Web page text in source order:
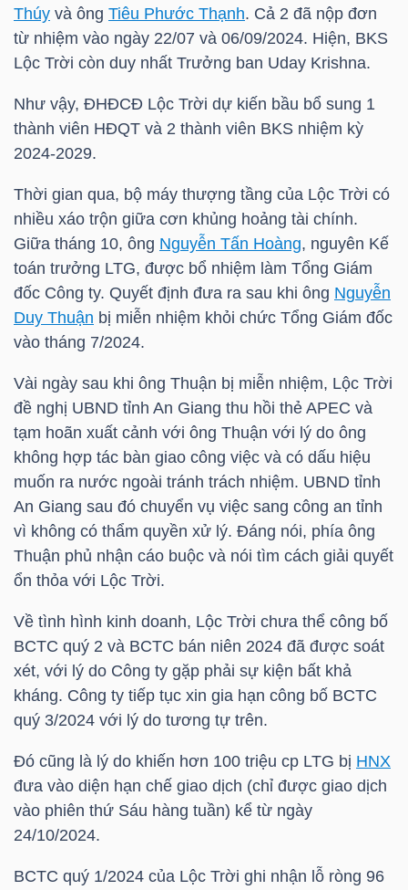
Thúy và ông Tiêu Phước Thạnh. Cả 2 đã nộp đơn
từ nhiệm vào ngày 22/07 và 06/09/2024. Hiện, BKS
Lộc Trời còn duy nhất Trưởng ban Uday Krishna.
Như vậy, ĐHĐCĐ Lộc Trời dự kiến bầu bổ sung 1
thành viên HĐQT và 2 thành viên BKS nhiệm kỳ
2024-2029.
Thời gian qua, bộ máy thượng tầng của Lộc Trời có
nhiều xáo trộn giữa cơn khủng hoảng tài chính.
Giữa tháng 10, ông Nguyễn Tấn Hoàng, nguyên Kế
toán trưởng LTG, được bổ nhiệm làm Tổng Giám
đốc Công ty. Quyết định đưa ra sau khi ông Nguyễn
Duy Thuận bị miễn nhiệm khỏi chức Tổng Giám đốc
vào tháng 7/2024.
Vài ngày sau khi ông Thuận bị miễn nhiệm, Lộc Trời
đề nghị UBND tỉnh An Giang thu hồi thẻ APEC và
tạm hoãn xuất cảnh với ông Thuận với lý do ông
không hợp tác bàn giao công việc và có dấu hiệu
muốn ra nước ngoài tránh trách nhiệm. UBND tỉnh
An Giang sau đó chuyển vụ việc sang công an tỉnh
vì không có thẩm quyền xử lý. Đáng nói, phía ông
Thuận phủ nhận cáo buộc và nói tìm cách giải quyết
ổn thỏa với Lộc Trời.
Về tình hình kinh doanh, Lộc Trời chưa thể công bố
BCTC quý 2 và BCTC bán niên 2024 đã được soát
xét, với lý do Công ty gặp phải sự kiện bất khả
kháng. Công ty tiếp tục xin gia hạn công bố BCTC
quý 3/2024 với lý do tương tự trên.
Đó cũng là lý do khiến hơn 100 triệu cp LTG bị HNX
đưa vào diện hạn chế giao dịch (chỉ được giao dịch
vào phiên thứ Sáu hàng tuần) kể từ ngày
24/10/2024.
BCTC quý 1/2024 của Lộc Trời ghi nhận lỗ ròng 96
HÀNG
HÓA
THẾ
ĐÔNG
TÀI
CHÍNH
CÁ
NHÂN
PHÂN
VIETSTOCKFINANCE
VĨ
NGÀNH